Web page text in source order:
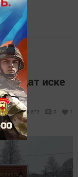
иске
-
873 0 1